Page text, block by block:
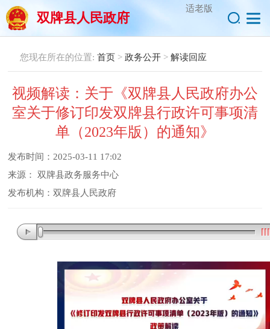
适老版
双牌县人民政府
您现在所在的位置: 首页 > 政务公开 > 解读回应
视频解读：关于《双牌县人民政府办公
室关于修订印发双牌县行政许可事项清
单（2023年版）的通知》
发布时间： 2025-03-11 17:02
来源： 双牌县政务服务中心
发布机构： 双牌县人民政府